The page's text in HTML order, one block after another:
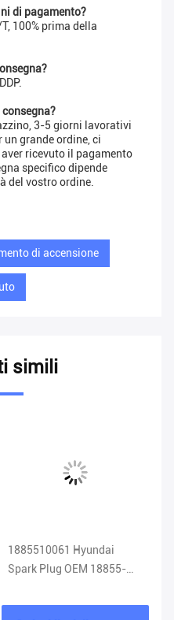
di pagamento?
100% prima della
3-5 giorni lavorativi
un grande ordine, ci
ricevuto il pagamento
specifico dipende
del vostro ordine.
di accensione
simili
1885510061 Hyundai
Spark Plug OEM 18855-
accensione auto